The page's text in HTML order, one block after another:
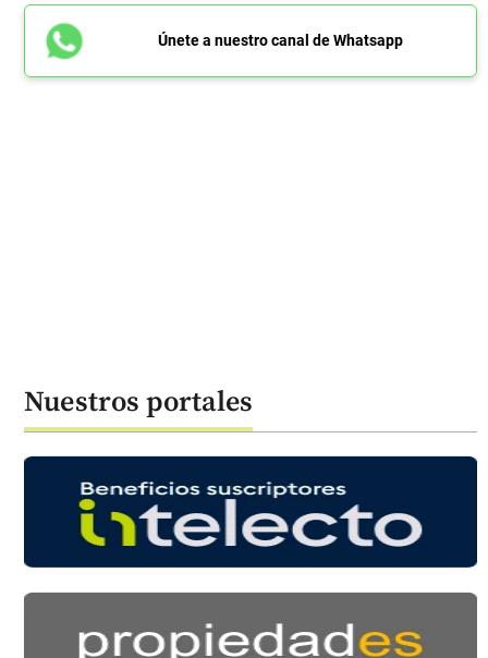
Únete a nuestro canal de Whatsapp
Nuestros portales